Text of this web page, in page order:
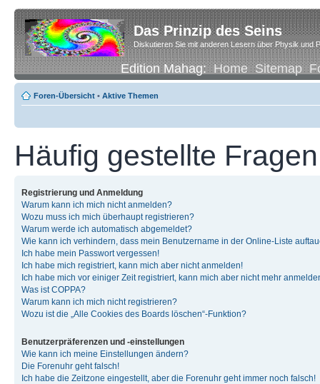
Das Prinzip des Seins
Diskutieren Sie mit anderen Lesern über Physik und
Edition Mahag:Home Sitemap
Foren-Übersicht • Aktive Themen
Häufig gestellte Fragen
Registrierung und Anmeldung
Warum kann ich mich nicht anmelden?
Wozu muss ich mich überhaupt registrieren?
Warum werde ich automatisch abgemeldet?
Wie kann ich verhindern, dass mein Benutzername in der Online-Liste
Ich habe mein Passwort vergessen!
Ich habe mich registriert, kann mich aber nicht anmelden!
Ich habe mich vor einiger Zeit registriert, kann mich aber nicht mehr
Was ist COPPA?
Warum kann ich mich nicht registrieren?
Wozu ist die „Alle Cookies des Boards löschen“-Funktion?
Benutzerpräferenzen und -einstellungen
Wie kann ich meine Einstellungen ändern?
Die Forenuhr geht falsch!
Ich habe die Zeitzone eingestellt, aber die Forenuhr geht immer noch falsch!